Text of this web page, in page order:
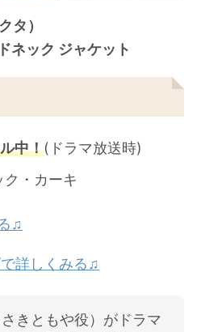
タ）
ネック ジャケット
中！(ドラマ放送時)
・カーキ
♫
詳しくみる♫
きともや役）がドラマ